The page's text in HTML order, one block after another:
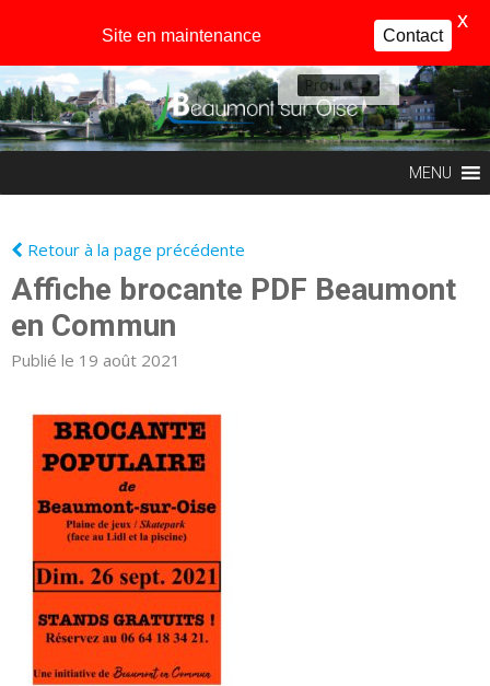
Profil
MENU
Retour à la page précédente
Affiche brocante PDF Beaumont
en Commun
Publié le 19 août 2021
Site en maintenance Contact
X